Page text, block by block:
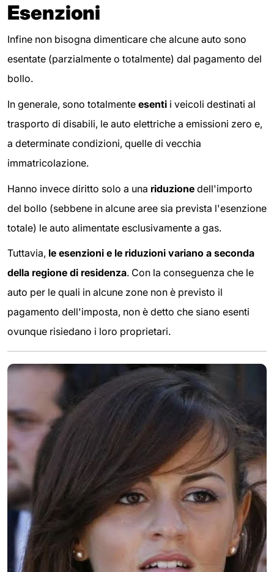
Esenzioni
Infine non bisogna dimenticare che alcune auto sono
esentate (parzialmente o totalmente) dal pagamento del
bollo.
In generale, sono totalmente esenti i veicoli destinati al
trasporto di disabili, le auto elettriche a emissioni zero e,
a determinate condizioni, quelle di vecchia
immatricolazione.
Hanno invece diritto solo a una riduzione dell'importo
del bollo (sebbene in alcune aree sia prevista l'esenzione
totale) le auto alimentate esclusivamente a gas.
Tuttavia, le esenzioni e le riduzioni variano a seconda
della regione di residenza. Con la conseguenza che le
auto per le quali in alcune zone non è previsto il
pagamento dell'imposta, non è detto che siano esenti
ovunque risiedano i loro proprietari.